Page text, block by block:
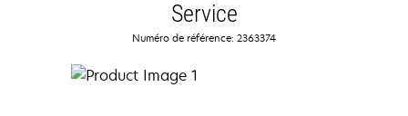
Service
Numéro de référence: 2363374